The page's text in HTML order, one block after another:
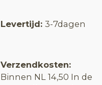
Levertijd: 3-7dagen
Verzendkosten:
Binnen NL 14,50 In de